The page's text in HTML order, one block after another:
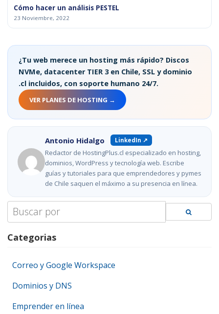
Cómo hacer un análisis PESTEL
23 Noviembre, 2022
¿Tu web merece un hosting más rápido? Discos
NVMe, datacenter TIER 3 en Chile, SSL y dominio
.cl incluidos, con soporte humano 24/7.
VER PLANES DE HOSTING →
Antonio Hidalgo LinkedIn ↗
Redactor de HostingPlus.cl especializado en hosting,
dominios, WordPress y tecnología web. Escribe
guías y tutoriales para que emprendedores y pymes
de Chile saquen el máximo a su presencia en línea.
Search
for:
Categorias
Correo y Google Workspace
Dominios y DNS
Emprender en línea